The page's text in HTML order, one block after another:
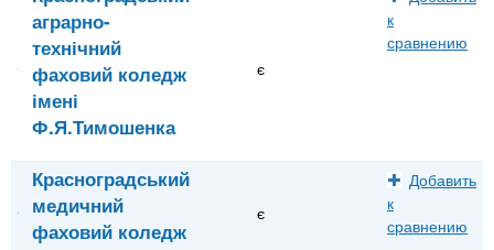
аграрно-
технічний
фаховий коледж
імені
Ф.Я.Тимошенка
є
к
сравнению
Красноградський
медичний
фаховий коледж
є
Добавить
к
сравнению